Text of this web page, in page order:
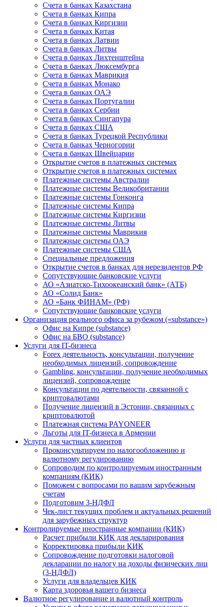
Счета в банках Казахстана
Счета в банках Кипра
Счета в банках Киргизии
Счета в банках Китая
Счета в банках Латвии
Счета в банках Литвы
Счета в банках Лихтенштейна
Счета в банках Люксембурга
Счета в банках Маврикия
Счета в банках Монако
Счета в банках ОАЭ
Счета в банках Португалии
Счета в банках Сербии
Счета в банках Сингапура
Счета в банках США
Счета в банках Турецкой Республики
Счета в банках Черногории
Счета в банках Швейцарии
Открытие счетов в платежных системах
Открытие счетов в платежных системах
Платежные системы Австралии
Платежные системы Великобритании
Платежные системы Гонконга
Платежные системы Кипра
Платежные системы Киргизии
Платежные системы Литвы
Платежные системы Маврикия
Платежные системы ОАЭ
Платежные системы США
Специальные предложения
Открытие счетов в банках для нерезидентов РФ
Сопутствующие банковские услуги
АО «Азиатско-Тихоокеанский банк» (АТБ)
АО «Солид Банк»
АО «Банк ФИНАМ» (РФ)
Сопутствующие банковские услуги
Организация реального офиса за рубежом («substance»)
Офис на Кипре (substance)
Офис на БВО (substance)
Услуги для IT-бизнеса
Forex деятельность, консультации, получение
необходимых лицензий, сопровождение
Gambling, консультации, получение необходимых
лицензий, сопровождение
Консультации по деятельности, связанной с
криптовалютами
Получение лицензий в Эстонии, связанных с
криптовалютой
Платежная система PAYONEER
Льготы для IT-бизнеса в Армении
Услуги для частных клиентов
Проконсультируем по налогообложению и
валютному регулированию
Сопроводим по контролируемым иностранным
компаниям (КИК)
Поможем с вопросами по вашим зарубежным
счетам
Подготовим 3-НДФЛ
Чек-лист текущих проблем и актуальных решений
для зарубежных структур
Контролируемые иностранные компании (КИК)
Расчет прибыли КИК для декларирования
Корректировка прибыли КИК
Сопровождение подготовки налоговой
декларации по налогу на доходы физических лиц
(3-НДФЛ)
Услуги для владельцев КИК
Карта здоровья вашего бизнеса
Валютное регулирование и валютный контроль